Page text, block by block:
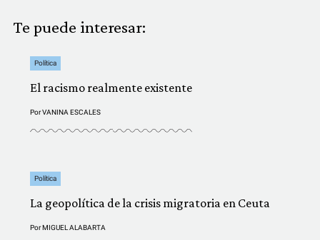
Te puede interesar:
Política
El racismo realmente existente
PorVANINA ESCALES
Política
La geopolítica de la crisis migratoria en Ceuta
PorMIGUEL ALABARTA